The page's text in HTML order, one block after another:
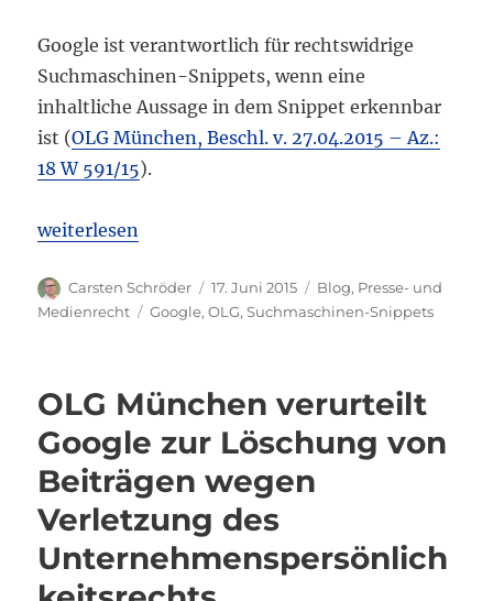
Google ist verantwortlich für rechtswidrige
Suchmaschinen-Snippets, wenn eine
inhaltliche Aussage in dem Snippet erkennbar
ist (OLG München, Beschl. v. 27.04.2015 – Az.:
18 W 591/15).
„OLG München: Google verantwortlich für
weiterlesen
Autor
Carsten Schröder
Veröffentlicht
am
17. Juni 2015 Kategorien
Blog, Presse- und
Medienrecht
Schlagwörter
Google,OLG,Suchmaschinen-Snippets
OLG München verurteilt
Google zur Löschung von
Beiträgen wegen
Verletzung des
Unternehmenspersönlich